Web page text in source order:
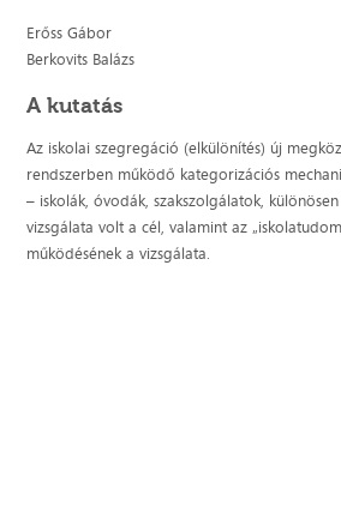
Erőss Gábor
Berkovits Balázs
A kutatás
Az iskolai szegregáció (elkülönítés) új
rendszerben működő kategorizációs
– iskolák, óvodák, szakszolgálatok,
vizsgálata volt a cél, valamint az
működésének a vizsgálata.